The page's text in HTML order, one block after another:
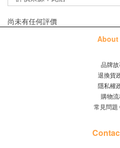
尚未有任何評價
About
品牌
退換貨
隱私權
購物流
常見問題